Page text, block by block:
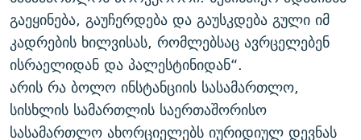
გაეყინება, გაუჩერდება და გაუსკდება გული იმ
კადრების ხილვისას, რომლებსაც ავრცელებენ
ისრაელიდან და პალესტინიდან“.
არის რა ბოლო ინსტანციის სასამართლო,
სისხლის სამართლის საერთაშორისო
სასამართლო ახორციელებს იურიდიულ დევნას